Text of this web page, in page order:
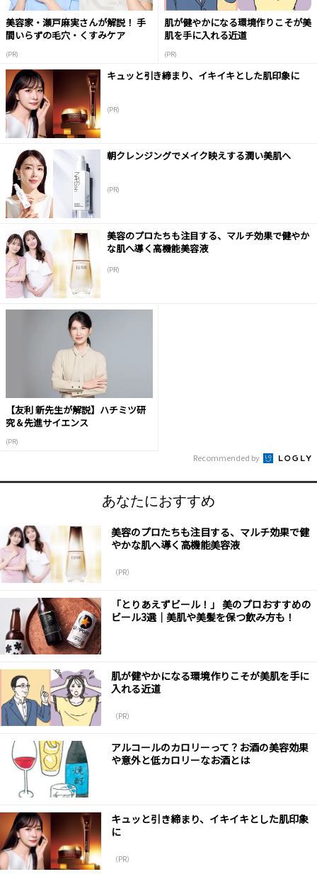
美容家・瀬戸麻実さんが解説！ 手
間いらずの毛穴・くすみケア
(PR)
肌が健やかになる環境作りこそが美
肌を手に入れる近道
(PR)
キュッと引き締まり、イキイキとした肌印象に
(PR)
朝クレンジングでメイク映えする潤い美肌へ
(PR)
美容のプロたちも注目する、マルチ効果で健やか
な肌へ導く高機能美容液
(PR)
【友利 新先生が解説】ハチミツ研
究＆先進サイエンス
(PR)
Recommended by
あなたにおすすめ
美容のプロたちも注目する、マルチ効果で健
やかな肌へ導く高機能美容液
（PR）
「とりあえずビール！」 美のプロおすすめの
ビール3選｜美肌や美髪を保つ飲み方も！
肌が健やかになる環境作りこそが美肌を手に
入れる近道
（PR）
アルコールのカロリーって？お酒の美容効果
や意外と低カロリーなお酒とは
キュッと引き締まり、イキイキとした肌印象
に
（PR）